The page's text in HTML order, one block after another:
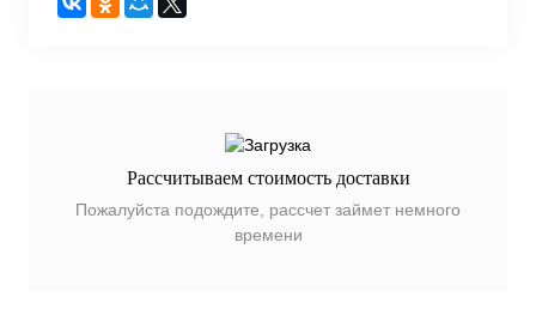
Рассчитываем стоимость доставки
Пожалуйста подождите, рассчет займет немного
времени